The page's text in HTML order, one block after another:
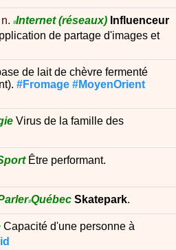
n. #Internet(réseaux) Influenceur
de partage d'images et
de lait de chèvre fermenté
#Fromage #MoyenOrient
Virus de la famille des
Être performant.
#Québec Skatepark.
Capacité d'une personne à